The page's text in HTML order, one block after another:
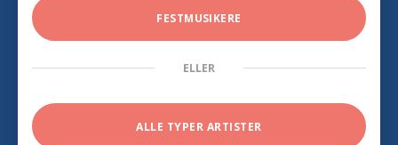
FESTMUSIKERE
ELLER
ALLE TYPER ARTISTER